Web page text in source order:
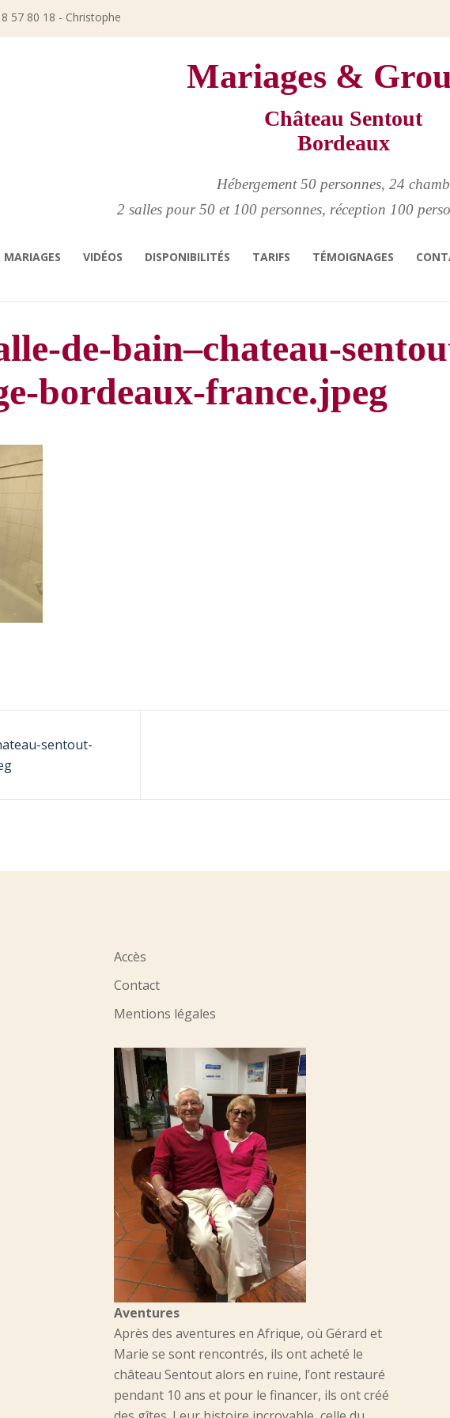
57 80 18 - Christophe
Mariages &
Château Sentout
Bordeaux
Hébergement 50 personnes, 24
2 salles pour 50 et 100 personnes, réception 100
MARIAGES VIDÉOS DISPONIBILITÉS TARIFS TÉMOIGNAGES
de-bain–chateau-
bordeaux-france.jpeg
sentout-
Accès
Contact
Mentions légales
Aventures
Après des aventures en Afrique, où Gérard et
Marie se sont rencontrés, ils ont acheté le
château Sentout alors en ruine, l’ont restauré
pendant 10 ans et pour le financer, ils ont créé